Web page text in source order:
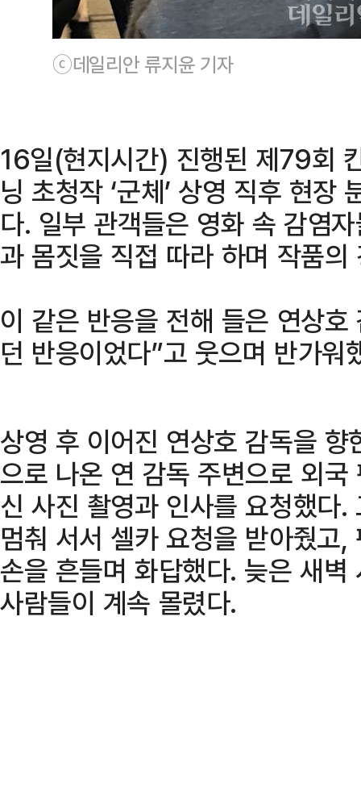
ⓒ데일리안 류지윤 기자
16일(현지시간) 진행된 제79회
닝 초청작 ‘군체’ 상영 직후 현장
다. 일부 관객들은 영화 속 감염
과 몸짓을 직접 따라 하며 작품
이 같은 반응을 전해 들은 연상
던 반응이었다”고 웃으며 반가워
상영 후 이어진 연상호 감독을
으로 나온 연 감독 주변으로 외
신 사진 촬영과 인사를 요청했다
멈춰 서서 셀카 요청을 받아줬고
손을 흔들며 화답했다. 늦은 새
사람들이 계속 몰렸다.